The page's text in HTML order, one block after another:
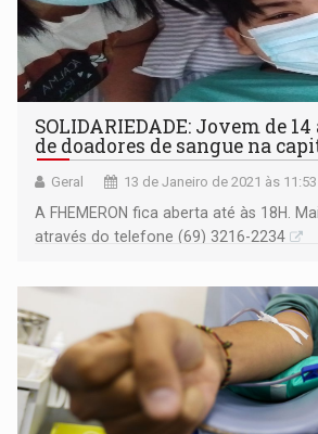
SOLIDARIEDADE: Jovem de
de doadores de sangue na
Geral 13 de Janeiro de 2021 às 11:53
A FHEMERON fica aberta até às 18H.
através do telefone (69) 3216-2234